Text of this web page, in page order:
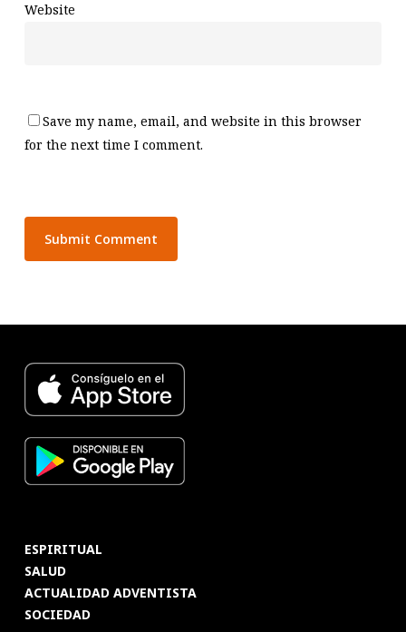
Website
Save my name, email, and website in this browser
for the next time I comment.
ESPIRITUAL
SALUD
ACTUALIDAD ADVENTISTA
SOCIEDAD